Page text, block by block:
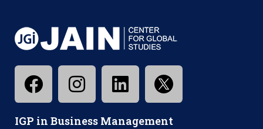
IGP in Business Management